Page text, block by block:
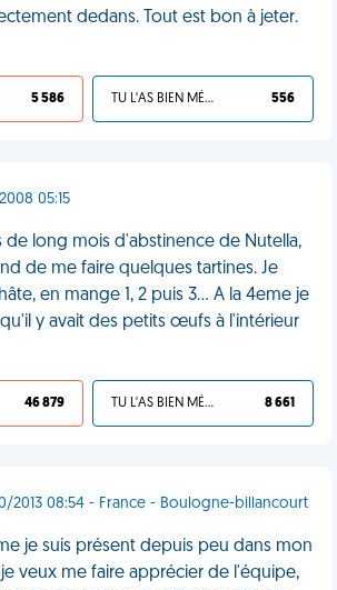
dedans. Tout est bon à jeter.
5 586 TU L'AS BIEN MÉRITÉ 556
05:15
de long mois d'abstinence de Nutella,
de me faire quelques tartines. Je
en mange 1, 2 puis 3... A la 4eme je
y avait des petits œufs à l'intérieur
46 879 TU L'AS BIEN MÉRITÉ 8 661
2013 08:54 - France - Boulogne-billancourt
je suis présent depuis peu dans mon
veux me faire apprécier de l'équipe,